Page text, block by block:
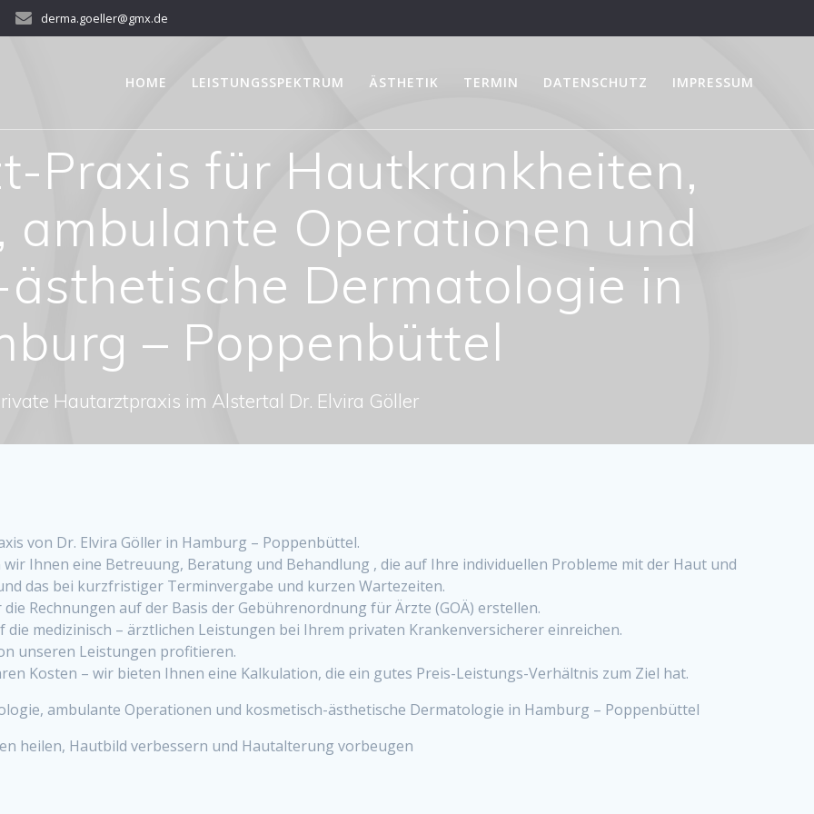
derma.goeller@gmx.de
HOME LEISTUNGSSPEKTRUM ÄSTHETIK TERMIN DATENSCHUTZ IMPRESSUM
Praxis für Hautkrankheiten,
ambulante Operationen und
Dermatologie in
– Poppenbüttel
Hautarztpraxis im Alstertal Dr. Elvira Göller
von Dr. Elvira Göller in Hamburg – Poppenbüttel.
Ihnen eine Betreuung, Beratung und Behandlung , die auf Ihre individuellen Probleme mit der Haut und
das bei kurzfristiger Terminvergabe und kurzen Wartezeiten.
Rechnungen auf der Basis der Gebührenordnung für Ärzte (GOÄ) erstellen.
medizinisch – ärztlichen Leistungen bei Ihrem privaten Krankenversicherer einreichen.
unseren Leistungen profitieren.
Kosten – wir bieten Ihnen eine Kalkulation, die ein gutes Preis-Leistungs-Verhältnis zum Ziel hat.
ambulante Operationen und kosmetisch-ästhetische Dermatologie in Hamburg – Poppenbüttel
heilen, Hautbild verbessern und Hautalterung vorbeugen